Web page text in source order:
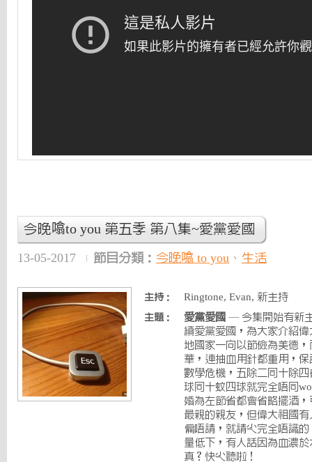
今晚噏to you 第五季 第八集~愛黨愛國
13-05-2017 節目分類： 今晚噏 to you 、 生活
主持： Ringtone, Evan, 新主持
主題： 愛黨愛國 — 今集開始有新
續愛黨愛國，為大家介紹
地國家一向以節儉為美德
華，連抽血用針都重用，
數學危機，五除二同十除
球同十蚊四球就完全唔同
婚為左節省都會省略擺酒
最親的親友，但偉大祖國
偏唔請，就請尐完全唔識
量低下，有人話因為血濃
真？快尐聽啦！